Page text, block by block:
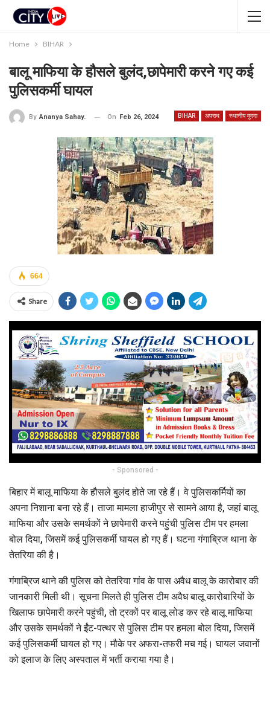
Home BIHAR
बालू माफिया के हौसले बुलंद,छापेमारी करने गए कई
पुलिसकर्मी घायल
BIHAR अपराध स्थानीय मुददा
By Ananya Sahay. On Feb 26, 2024
664
Share
- Sponsored -
बिहार में बालू माफिया के हौसले बुलंद होते जा रहे हैं। वे पुलिसकर्मियों का
अपना निशाना बना रहे हैं। ताजा मामला हाजीपुर से सामने आया है, जहां बालू
माफिया और उसके समर्थकों ने छापेमारी करने पहुंची पुलिस टीम पर हमला
बोल दिया, जिसमें कई पुलिसकर्मी घायल हो गए हैं। घटना गंगाब्रिज थाना के
तेतरिया की है।
गंगाब्रिज थाने की पुलिस को तेतरिया गांव के पास अवैध बालू के कारोबार की
जानकारी मिली थी। सूचना मिलते ही पुलिस टीम अवैध बालू कारोबारियों के
खिलाफ छापेमारी करने पहुंची, तो ट्रकों पर बालू लोड कर रहे बालू माफिया
और उसके समर्थकों ने ईंट-पत्थर से पुलिस टीम पर हमला बोल दिया, जिसमें
कई पुलिसकर्मी घायल हो गए। मौके पर अफरा-तफरी मच गई। घायल जवानों
को इलाज के लिए अस्पताल में भर्ती कराया गया है।